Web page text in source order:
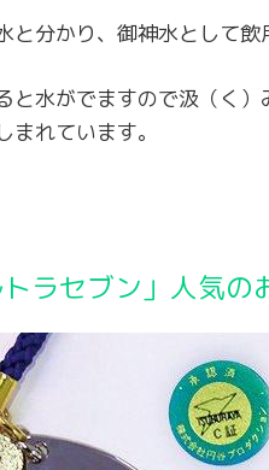
と分かり、御神水として飲
と水がでますので汲（く
れています。
ラセブン」人気の